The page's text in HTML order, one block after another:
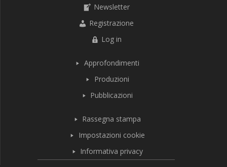
Newsletter
Registrazione
Log in
Approfondimenti
Produzioni
Pubblicazioni
Rassegna stampa
Impostazioni cookie
Informativa privacy